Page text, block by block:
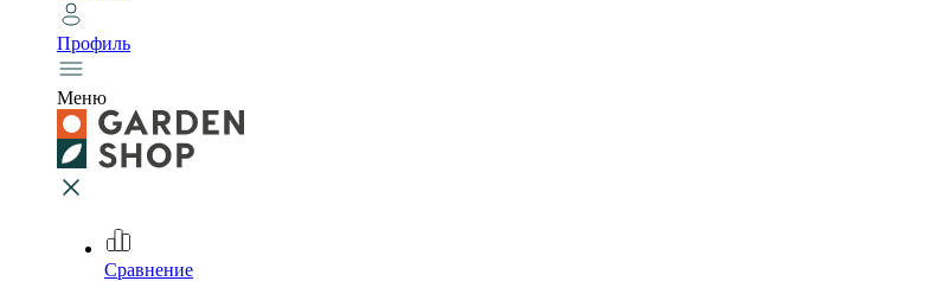
Профиль
Меню
Сравнение